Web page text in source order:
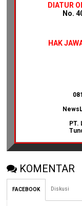
DIATUR
No.
HAK
PT.
KOMENTAR
FACEBOOK Diskusi